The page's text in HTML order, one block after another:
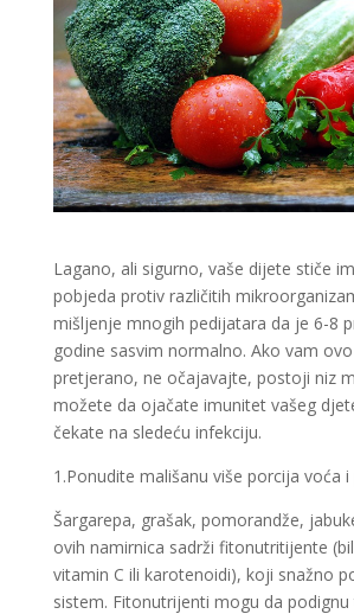
Lagano, ali sigurno, vaše dijete stiče
pobjeda protiv različitih
mišljenje mnogih pedijatara da je 6-8
godine sasvim normalno. Ako vam
pretjerano, ne očajavajte, postoji niz
možete da ojačate imunitet vašeg
čekate na sledeću infekciju.
1.Ponudite mališanu više porcija voća i
Šargarepa, grašak, pomorandže,
ovih namirnica sadrži fitonutritijente
vitamin C ili karotenoidi), koji snažno
sistem. Fitonutrijenti mogu da podignu